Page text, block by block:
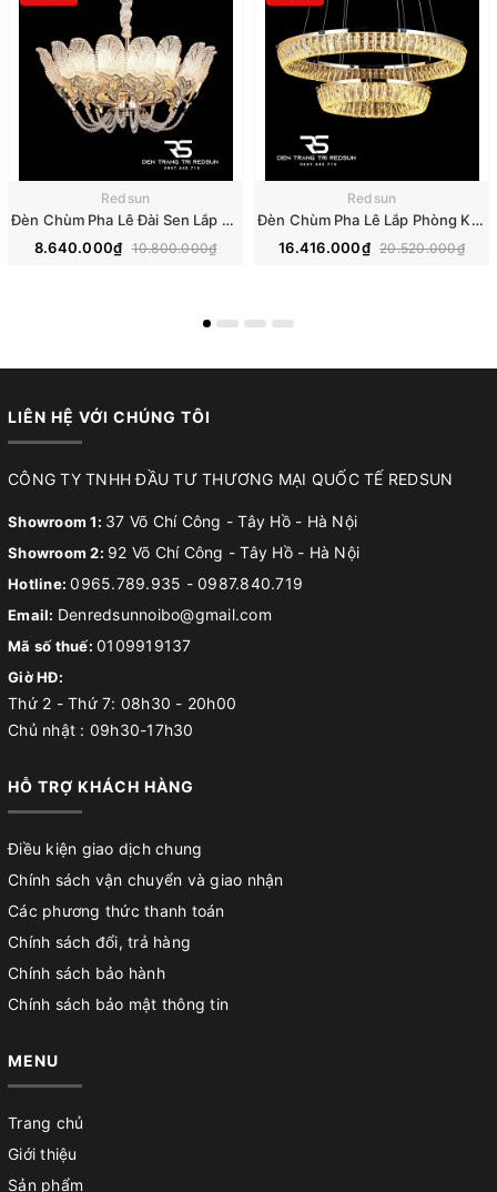
Redsun
Đèn Chùm Pha Lê Đài Sen Lắp Phòng Khách, Phòng Ăn, Khách Sạn, Nhà Hàng Phong Cách Bắc Âu Hiện Đại DCP-018
8.640.000₫ 10.800.000₫
Redsun
Đèn Chùm Pha Lê Lắp Phòng Khách, Phòng Ăn, Khách Sạn, Nhà Hàng Phong Cách Bắc Âu Hiện Đại DCP-019
16.416.000₫ 20.520.000₫
LIÊN HỆ VỚI CHÚNG TÔI
CÔNG TY TNHH ĐẦU TƯ THƯƠNG MẠI QUỐC TẾ REDSUN
Showroom 1: 37 Võ Chí Công - Tây Hồ - Hà Nội
Showroom 2: 92 Võ Chí Công - Tây Hồ - Hà Nội
Hotline:0965.789.935 - 0987.840.719
Email: Denredsunnoibo@gmail.com
Mã số thuế: 0109919137
Giờ HĐ:
Thứ 2 - Thứ 7: 08h30 - 20h00
Chủ nhật : 09h30-17h30
HỖ TRỢ KHÁCH HÀNG
Điều kiện giao dịch chung
Chính sách vận chuyển và giao nhận
Các phương thức thanh toán
Chính sách đổi, trả hàng
Chính sách bảo hành
Chính sách bảo mật thông tin
MENU
Trang chủ
Giới thiệu
Sản phẩm